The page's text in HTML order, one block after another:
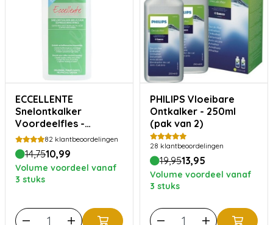
ECCELLENTE
Snelontkalker
Voordeelfles -
Melkzuur
82 klantbeoordelingen
14,7510,99
Volume voordeel vanaf
3 stuks
PHILIPS Vloeibare
Ontkalker - 250ml
(pak van 2)
28 klantbeoordelingen
19,9513,95
Volume voordeel vanaf
3 stuks